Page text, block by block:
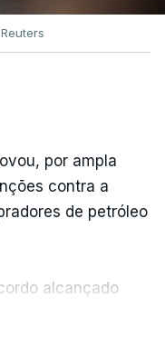
por ampla
contra a
de petróleo
alcançado